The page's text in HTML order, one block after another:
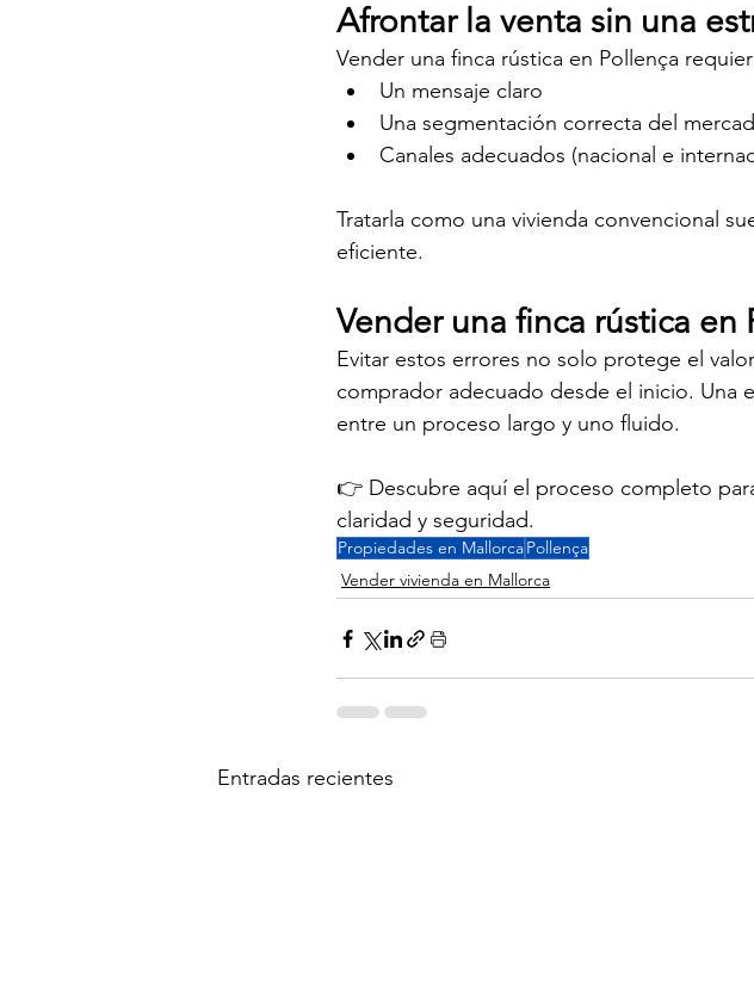
Afrontar la venta sin una
Vender una finca rústica en Pollença
Un mensaje claro
Una segmentación correcta del
Canales adecuados (nacional e
Tratarla como una vivienda convencional
eficiente.
Vender una finca rústica
Evitar estos errores no solo protege el
comprador adecuado desde el inicio. Una
entre un proceso largo y uno fluido.
👉 Descubre aquí el proceso completo
claridad y seguridad.
Propiedades en MallorcaPollença
Vender vivienda en Mallorca
Entradas recientes